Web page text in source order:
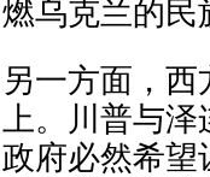
燃乌克兰的民
另一方面，
上。川普与泽
政府必然希望